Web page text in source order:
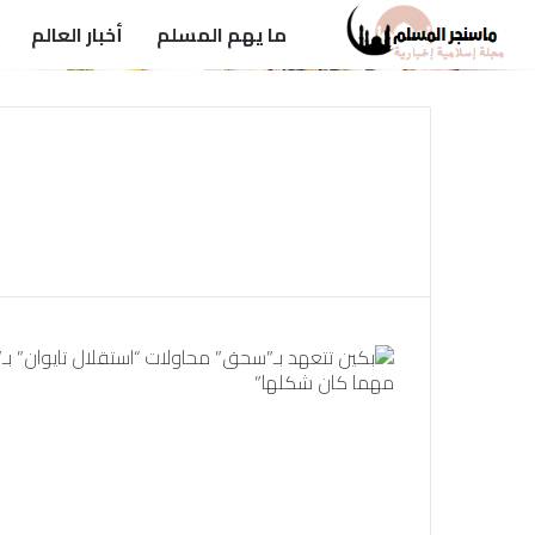
ما يهم المسلم أخبار العالم